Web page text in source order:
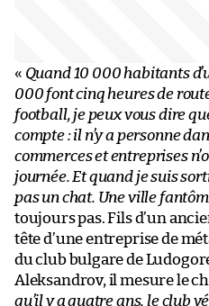
« Quand 10 000 habitants
000 font cinq heures de
football, je peux vous dire
compte : il n’y a personne
commerces et entreprises
journée. Et quand je suis
pas un chat. Une ville
toujours pas. Fils d’un
tête d’une entreprise de
du club bulgare de
Aleksandrov, il mesure le
qu’il y a quatre ans, le club